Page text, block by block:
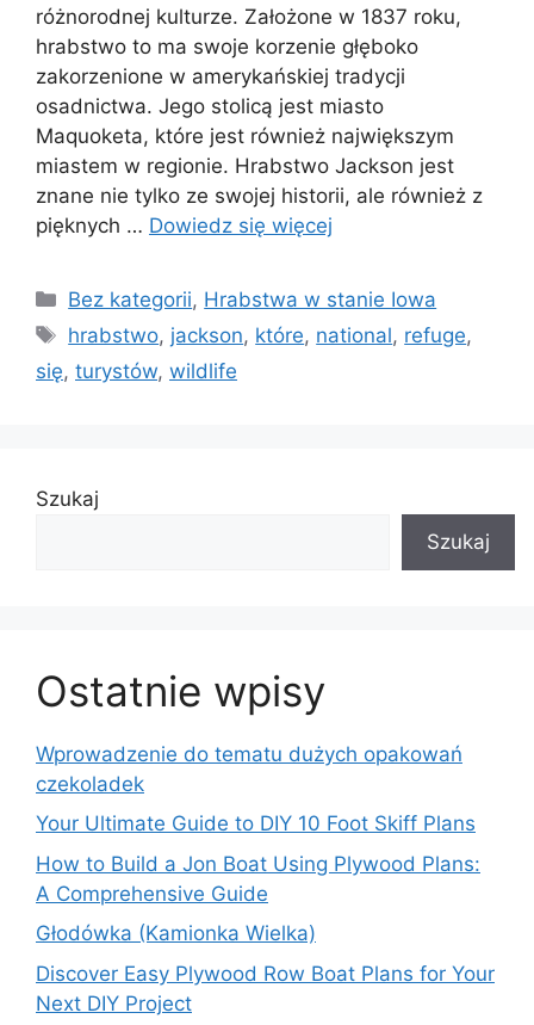
różnorodnej kulturze. Założone w 1837 roku,
hrabstwo to ma swoje korzenie głęboko
zakorzenione w amerykańskiej tradycji
osadnictwa. Jego stolicą jest miasto
Maquoketa, które jest również największym
miastem w regionie. Hrabstwo Jackson jest
znane nie tylko ze swojej historii, ale również z
pięknych … Dowiedz się więcej
Kategorie
Bez kategorii, Hrabstwa w stanie Iowa
Tagi
hrabstwo, jackson, które, national, refuge,
się, turystów, wildlife
Szukaj
Szukaj
Ostatnie wpisy
Wprowadzenie do tematu dużych opakowań
czekoladek
Your Ultimate Guide to DIY 10 Foot Skiff Plans
How to Build a Jon Boat Using Plywood Plans:
A Comprehensive Guide
Głodówka (Kamionka Wielka)
Discover Easy Plywood Row Boat Plans for Your
Next DIY Project